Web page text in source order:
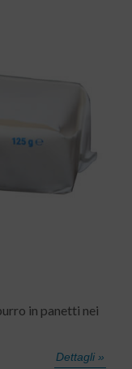
in panetti nei
Dettagli »